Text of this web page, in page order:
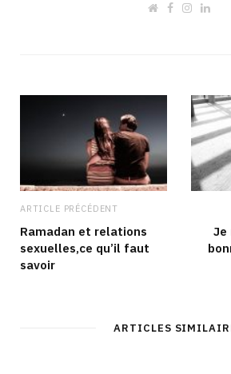
W
F
I
m
L
ARTICLE PRÉCÉDENT
Ramadan et relations
sexuelles,ce qu’il faut
savoir
Je
ARTICLES